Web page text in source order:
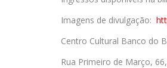
Imagens de divulgação:
Centro Cultural Banco do
Rua Primeiro de Março,